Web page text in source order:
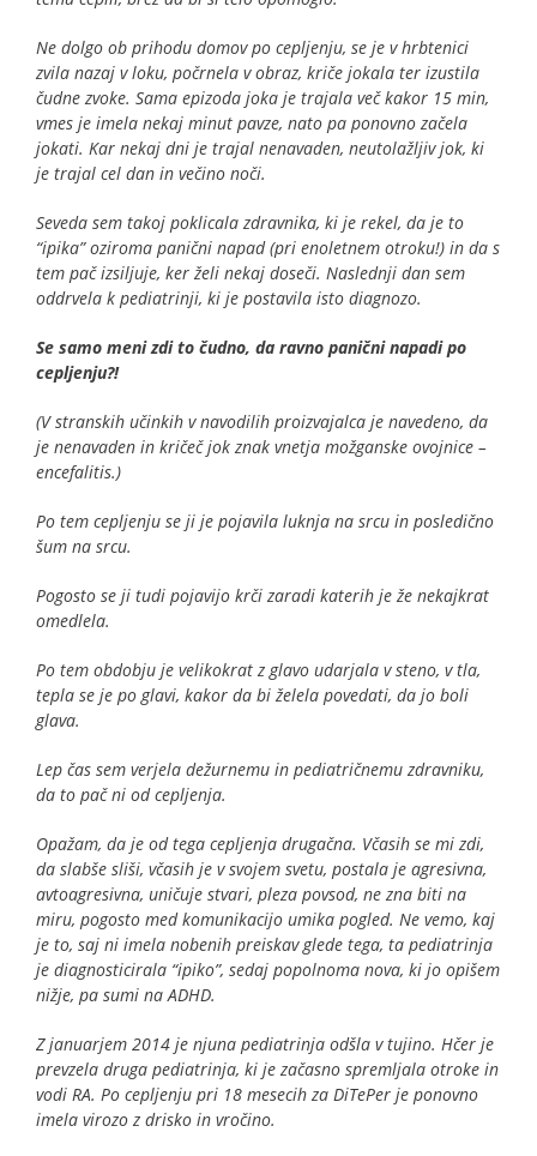
Ne dolgo ob prihodu domov po cepljenju, se je v hrbtenici
zvila nazaj v loku, počrnela v obraz, kriče jokala ter izustila
čudne zvoke. Sama epizoda joka je trajala več kakor 15 min,
vmes je imela nekaj minut pavze, nato pa ponovno začela
jokati. Kar nekaj dni je trajal nenavaden, neutolažljiv jok, ki
je trajal cel dan in večino noči.
Seveda sem takoj poklicala zdravnika, ki je rekel, da je to
“ipika” oziroma panični napad (pri enoletnem otroku!) in da s
tem pač izsiljuje, ker želi nekaj doseči. Naslednji dan sem
oddrvela k pediatrinji, ki je postavila isto diagnozo.
Se samo meni zdi to čudno, da ravno panični napadi po
cepljenju?!
(V stranskih učinkih v navodilih proizvajalca je navedeno, da
je nenavaden in kričeč jok znak vnetja možganske ovojnice –
encefalitis.)
Po tem cepljenju se ji je pojavila luknja na srcu in posledično
šum na srcu.
Pogosto se ji tudi pojavijo krči zaradi katerih je že nekajkrat
omedlela.
Po tem obdobju je velikokrat z glavo udarjala v steno, v tla,
tepla se je po glavi, kakor da bi želela povedati, da jo boli
glava.
Lep čas sem verjela dežurnemu in pediatričnemu zdravniku,
da to pač ni od cepljenja.
Opažam, da je od tega cepljenja drugačna. Včasih se mi zdi,
da slabše sliši, včasih je v svojem svetu, postala je agresivna,
avtoagresivna, uničuje stvari, pleza povsod, ne zna biti na
miru, pogosto med komunikacijo umika pogled. Ne vemo, kaj
je to, saj ni imela nobenih preiskav glede tega, ta pediatrinja
je diagnosticirala “ipiko”, sedaj popolnoma nova, ki jo opišem
nižje, pa sumi na ADHD.
Z januarjem 2014 je njuna pediatrinja odšla v tujino. Hčer je
prevzela druga pediatrinja, ki je začasno spremljala otroke in
vodi RA. Po cepljenju pri 18 mesecih za DiTePer je ponovno
imela virozo z drisko in vročino.